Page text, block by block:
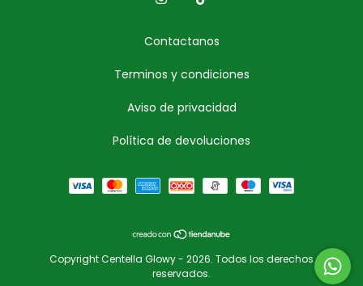
Contactanos
Terminos y condiciones
Aviso de privacidad
Política de devoluciones
Copyright Centella Glowy - 2026. Todos los derechos
reservados.